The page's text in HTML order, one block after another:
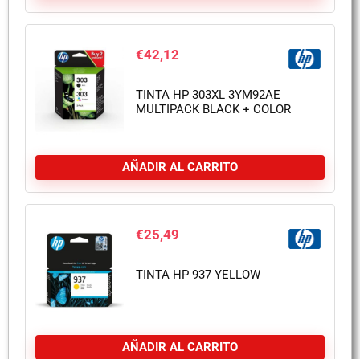
€42,12
TINTA HP 303XL 3YM92AE
MULTIPACK BLACK + COLOR
AÑADIR AL CARRITO
€25,49
TINTA HP 937 YELLOW
AÑADIR AL CARRITO